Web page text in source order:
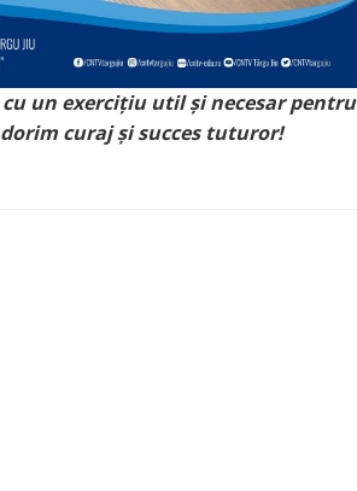
un exercițiu util și necesar pentru
curaj și succes tuturor!